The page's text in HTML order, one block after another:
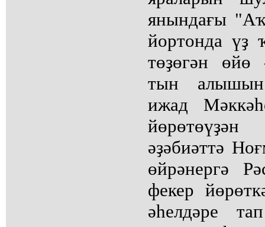
янындағы
йортонда үҙ
төҙөгән
тын алышын
ижад
әҙәбиәттә
өйрәнергә
фекер
әһелдәре